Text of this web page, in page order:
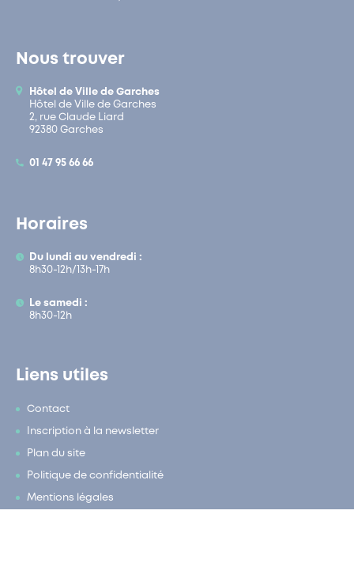
Nous trouver
Hôtel de Ville de Garches
Hôtel de Ville de Garches
2, rue Claude Liard
92380 Garches
01 47 95 66 66
Horaires
Du lundi au vendredi :
8h30-12h/13h-17h
Le samedi :
8h30-12h
Liens utiles
Contact
Inscription à la newsletter
Plan du site
Politique de confidentialité
Mentions légales